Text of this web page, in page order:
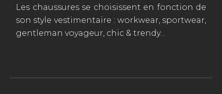
Les chaussures se choisissent en fonction de
son style vestimentaire : workwear, sportwear,
gentleman voyageur, chic & trendy…